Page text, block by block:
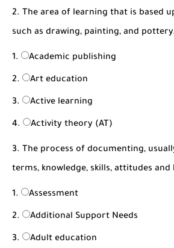
2. The area of learning that is based
such as drawing, painting, and pottery.
Academic publishing
Art education
Active learning
Activity theory (AT)
3. The process of documenting,
terms, knowledge, skills, attitudes and
Assessment
Additional Support Needs
Adult education